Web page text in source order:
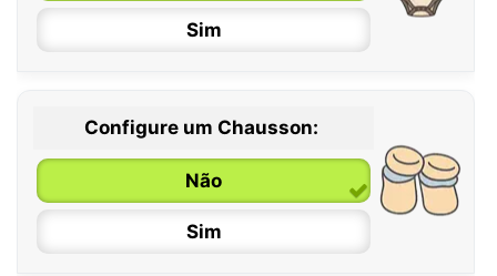
Sim
0 / 6 meses
6 / 12 meses
12 / 18 meses
Configure um Chausson:
Não
Sim